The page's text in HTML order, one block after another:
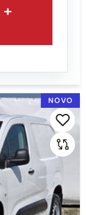
+
NOVO